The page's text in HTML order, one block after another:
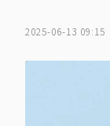
2025-06-13 09:15